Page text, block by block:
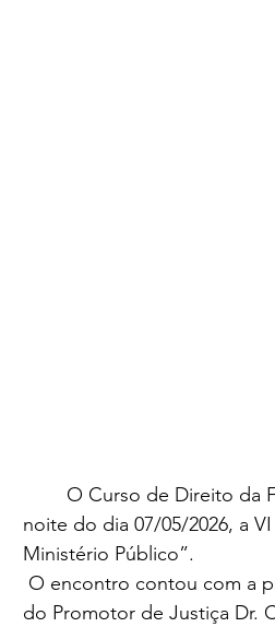
noite do dia 07/05/2026, a
Ministério Público”.
do Promotor de Justiça Dr.